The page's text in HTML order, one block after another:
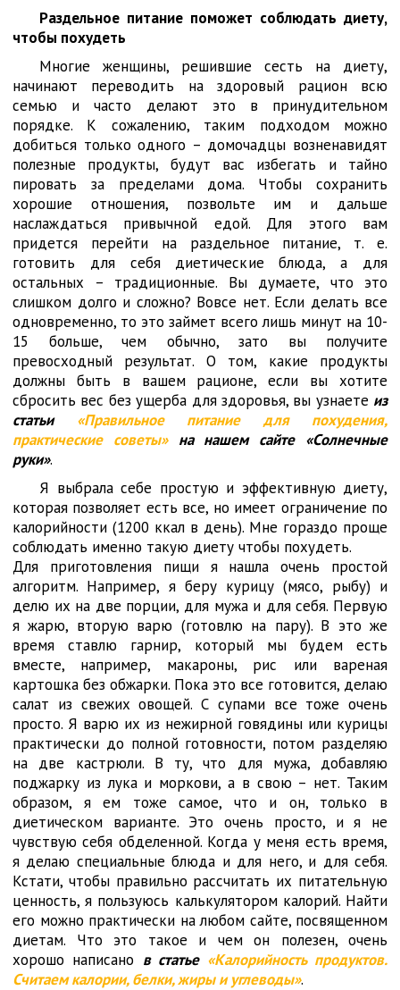
Раздельное питание поможет соблюдать диету,
чтобы похудеть
Многие женщины, решившие сесть на диету,
начинают переводить на здоровый рацион всю
семью и часто делают это в принудительном
порядке. К сожалению, таким подходом можно
добиться только одного – домочадцы возненавидят
полезные продукты, будут вас избегать и тайно
пировать за пределами дома. Чтобы сохранить
хорошие отношения, позвольте им и дальше
наслаждаться привычной едой. Для этого вам
придется перейти на раздельное питание, т. е.
готовить для себя диетические блюда, а для
остальных – традиционные. Вы думаете, что это
слишком долго и сложно? Вовсе нет. Если делать все
одновременно, то это займет всего лишь минут на 10-
15 больше, чем обычно, зато вы получите
превосходный результат. О том, какие продукты
должны быть в вашем рационе, если вы хотите
сбросить вес без ущерба для здоровья, вы узнаете из
статьи «Правильное питание для похудения,
практические советы»на нашем сайте «Солнечные
руки».
Я выбрала себе простую и эффективную диету,
которая позволяет есть все, но имеет ограничение по
калорийности (1200 ккал в день). Мне гораздо проще
соблюдать именно такую диету чтобы похудеть.
Для приготовления пищи я нашла очень простой
алгоритм. Например, я беру курицу (мясо, рыбу) и
делю их на две порции, для мужа и для себя. Первую
я жарю, вторую варю (готовлю на пару). В это же
время ставлю гарнир, который мы будем есть
вместе, например, макароны, рис или вареная
картошка без обжарки. Пока это все готовится, делаю
салат из свежих овощей. С супами все тоже очень
просто. Я варю их из нежирной говядины или курицы
практически до полной готовности, потом разделяю
на две кастрюли. В ту, что для мужа, добавляю
поджарку из лука и моркови, а в свою – нет. Таким
образом, я ем тоже самое, что и он, только в
диетическом варианте. Это очень просто, и я не
чувствую себя обделенной. Когда у меня есть время,
я делаю специальные блюда и для него, и для себя.
Кстати, чтобы правильно рассчитать их питательную
ценность, я пользуюсь калькулятором калорий. Найти
его можно практически на любом сайте, посвященном
диетам. Что это такое и чем он полезен, очень
хорошо написано в статье «Калорийность продуктов.
Считаем калории, белки, жиры и углеводы».